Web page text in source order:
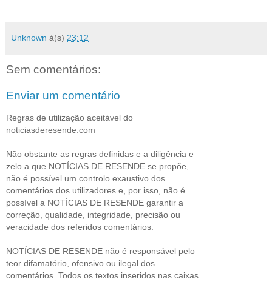
Unknown à(s) 23:12
Sem comentários:
Enviar um comentário
Regras de utilização aceitável do
noticiasderesende.com
Não obstante as regras definidas e a diligência e
zelo a que NOTÍCIAS DE RESENDE se propõe,
não é possível um controlo exaustivo dos
comentários dos utilizadores e, por isso, não é
possível a NOTÍCIAS DE RESENDE garantir a
correção, qualidade, integridade, precisão ou
veracidade dos referidos comentários.
NOTÍCIAS DE RESENDE não é responsável pelo
teor difamatório, ofensivo ou ilegal dos
comentários. Todos os textos inseridos nas caixas